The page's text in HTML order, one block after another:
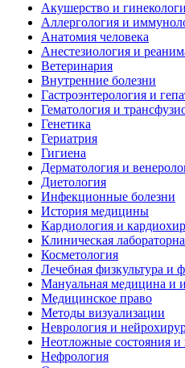
Акушерство и
Аллергология и
Анатомия человека
Анестезиология и
Ветеринария
Внутренние болезни
Гастроэнтерология и
Гематология и
Генетика
Гериатрия
Гигиена
Дерматология и
Диетология
Инфекционные болезни
История медицины
Кардиология и
Клиническая
Косметология
Лечебная физкультура и
Мануальная медицина и
Медицинское право
Методы визуализации
Неврология и
Неотложные состояния и
Нефрология